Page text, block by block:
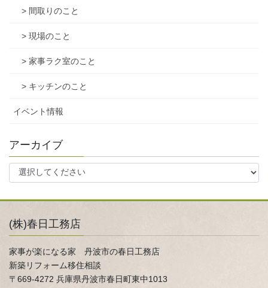
> 間取りのこと
> 現場のこと
> 家事ラク室のこと
> キッチンのこと
イベント情報
アーカイブ
(株)春日工務店
家事が楽になる家 丹波市の春日工務店
新築リフォーム移住相談
〒669-4272 兵庫県丹波市春日町東中1013